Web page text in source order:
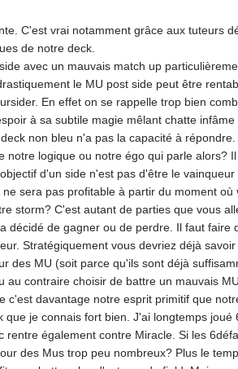
C'est vrai notamment grâce aux tuteurs
de notre deck.
avec un mauvais match up
le MU post side peut être
En effet on se rappelle trop bien
à sa subtile magie mêlant chatte
non bleu n'a pas la capacité à
logique ou notre égo qui parle alors?
d'un side n'est pas d'être le
sera pas profitable à partir du moment
storm? C'est autant de parties que vous
décidé de gagner ou de perdre. Il faut faire
Stratégiquement vous devriez déjà
des MU (soit parce qu'ils sont déjà
contraire choisir de battre un mauvais
davantage notre esprit primitif que
je connais fort bien. J'ai longtemps
également contre Miracle. Si les
des Mus trop peu nombreux? Plus le